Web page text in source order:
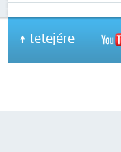
tetejére